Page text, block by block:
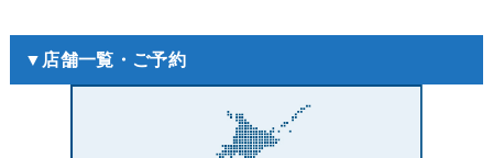
▼店舗一覧・ご予約